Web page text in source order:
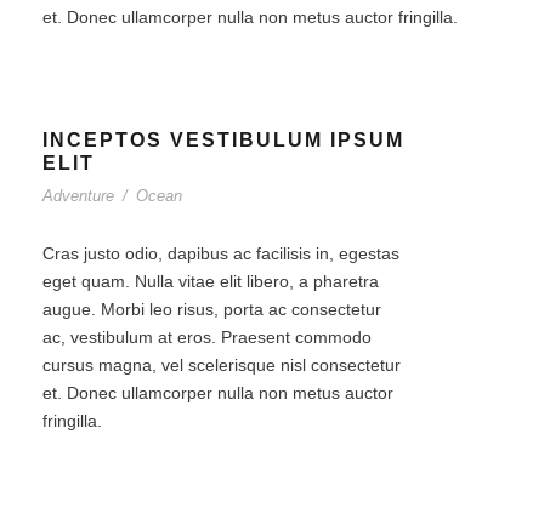
et. Donec ullamcorper nulla non metus auctor fringilla.
INCEPTOS VESTIBULUM IPSUM
ELIT
Adventure / Ocean
Cras justo odio, dapibus ac facilisis in, egestas
eget quam. Nulla vitae elit libero, a pharetra
augue. Morbi leo risus, porta ac consectetur
ac, vestibulum at eros. Praesent commodo
cursus magna, vel scelerisque nisl consectetur
et. Donec ullamcorper nulla non metus auctor
fringilla.